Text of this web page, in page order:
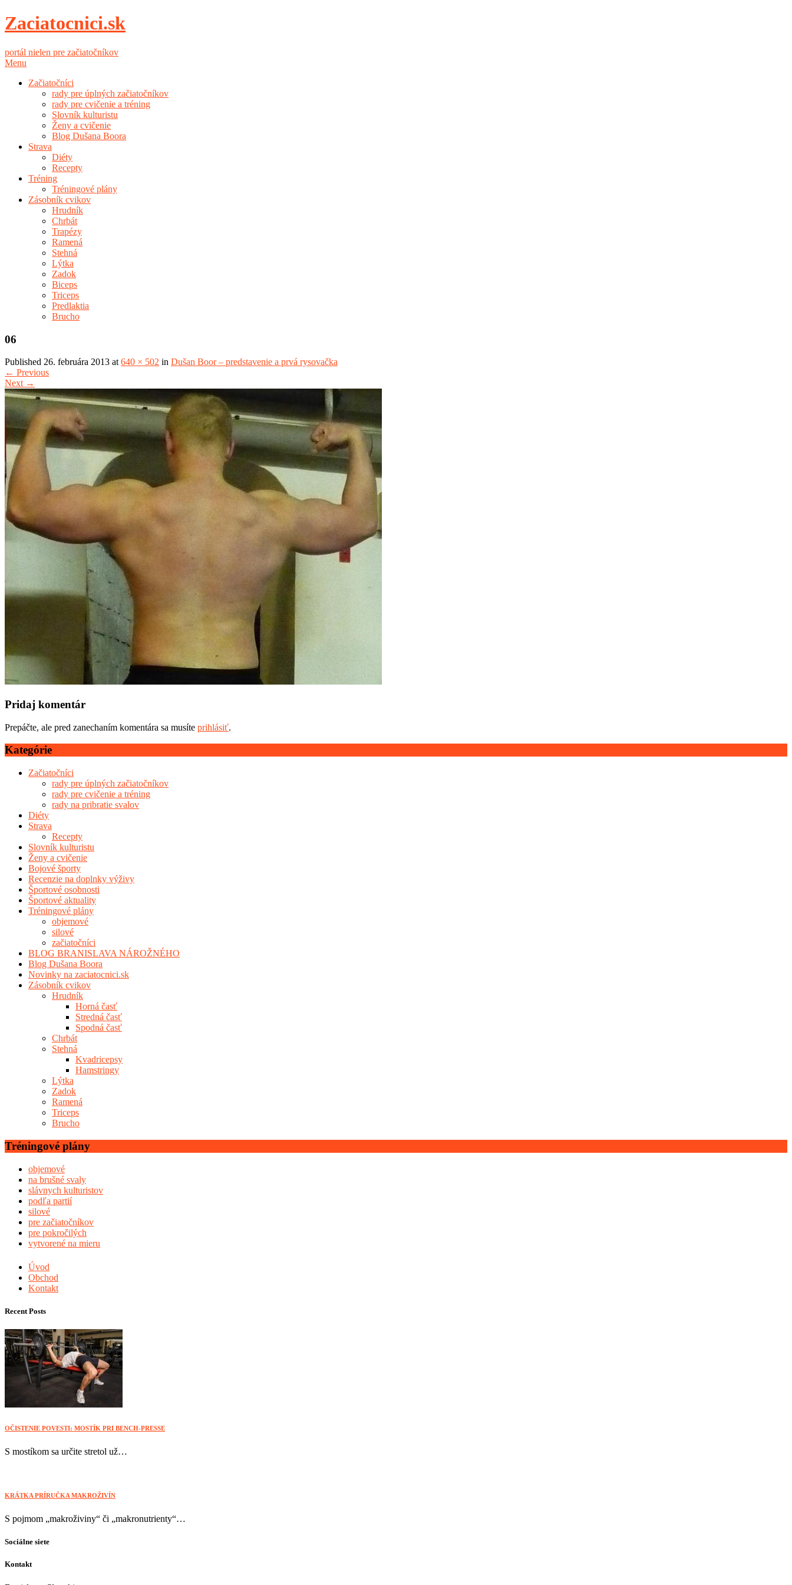
Zaciatocnici.sk
portál nielen pre začiatočníkov
Menu
Začiatočníci
rady pre úplných začiatočníkov
rady pre cvičenie a tréning
Slovník kulturistu
Ženy a cvičenie
Blog Dušana Boora
Strava
Diéty
Recepty
Tréning
Tréningové plány
Zásobník cvikov
Hrudník
Chrbát
Trapézy
Ramená
Stehná
Lýtka
Zadok
Biceps
Triceps
Predlaktia
Brucho
06
Published 26. februára 2013 at 640 × 502 in Dušan Boor – predstavenie a prvá rysovačka
← Previous
Next →
Pridaj komentár
Prepáčte, ale pred zanechaním komentára sa musíte prihlásiť.
Kategórie
Začiatočníci
rady pre úplných začiatočníkov
rady pre cvičenie a tréning
rady na pribratie svalov
Diéty
Strava
Recepty
Slovník kulturistu
Ženy a cvičenie
Bojové športy
Recenzie na doplnky výživy
Športové osobnosti
Športové aktuality
Tréningové plány
objemové
silové
začiatočníci
BLOG BRANISLAVA NÁROŽNÉHO
Blog Dušana Boora
Novinky na zaciatocnici.sk
Zásobník cvikov
Hrudník
Horná časť
Stredná časť
Spodná časť
Chrbát
Stehná
Kvadricepsy
Hamstringy
Lýtka
Zadok
Ramená
Triceps
Brucho
Tréningové plány
objemové
na brušné svaly
slávnych kulturistov
podľa partií
silové
pre začiatočníkov
pre pokročilých
vytvorené na mieru
Úvod
Obchod
Kontakt
Recent Posts
OČISTENIE POVESTI: MOSTÍK PRI BENCH-PRESSE
S mostíkom sa určite stretol už…
KRÁTKA PRÍRUČKA MAKROŽIVÍN
S pojmom „makroživiny“ či „makronutrienty“…
Sociálne siete
Kontakt